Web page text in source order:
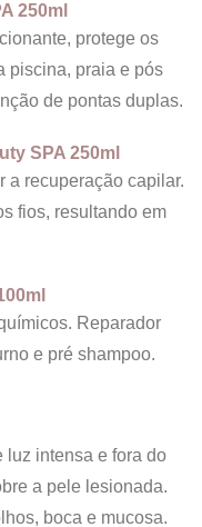
250ml
protege os
piscina, praia e pós
de pontas duplas.
SPA 250ml
a recuperação capilar.
fios, resultando em
Reparador
e pré shampoo.
luz intensa e fora do
a pele lesionada.
boca e mucosa.